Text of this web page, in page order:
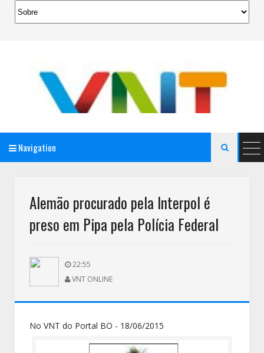
Navigation 
Alemão procurado pela Interpol é
preso em Pipa pela Polícia Federal
22:55
VNT ONLINE
No VNT do Portal BO - 18/06/2015